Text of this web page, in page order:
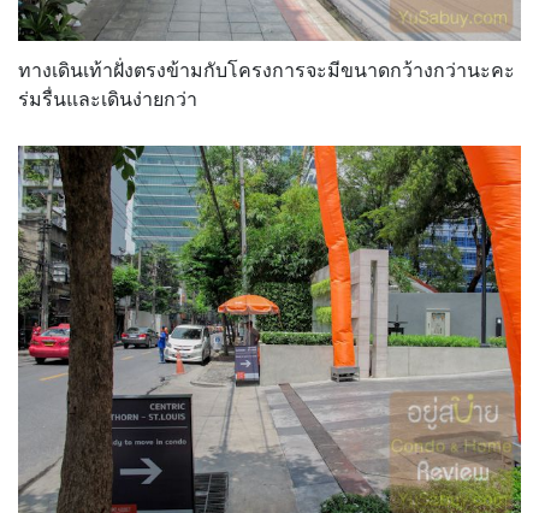
ทางเดินเท้าฝั่งตรงข้ามกับโครงการจะมีขนาดกว้างกว่านะคะ
ร่มรื่นและเดินง่ายกว่า